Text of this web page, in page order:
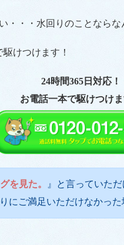
・・・水回りのことならな
けつけます！
24時間365日対応！
お電話一本で駆けつけま
を見た。 』と言っていた
にご満足いただけなかった